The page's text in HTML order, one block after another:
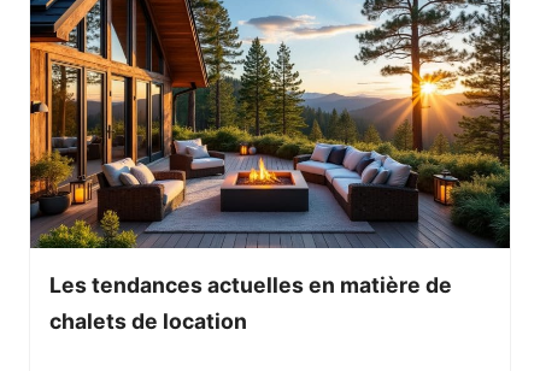
Les tendances actuelles en matière de
chalets de location